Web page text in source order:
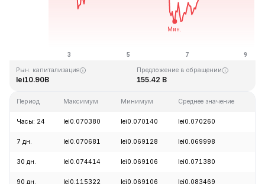
Рын. капитализация
lei10.90B
Предложение в обращении
155.42 B
Период Максимум Минимум Среднее значение
Часы: 24 lei0.070380 lei0.070140 lei0.070260
7 дн. lei0.070681 lei0.069128 lei0.069998
30 дн. lei0.074414 lei0.069106 lei0.071380
90 дн. lei0.115322 lei0.069106 lei0.083469